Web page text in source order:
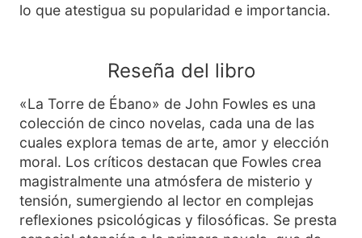
lo que atestigua su popularidad e importancia.
Reseña del libro
«La Torre de Ébano» de John Fowles es una
colección de cinco novelas, cada una de las
cuales explora temas de arte, amor y elección
moral. Los críticos destacan que Fowles crea
magistralmente una atmósfera de misterio y
tensión, sumergiendo al lector en complejas
reflexiones psicológicas y filosóficas. Se presta